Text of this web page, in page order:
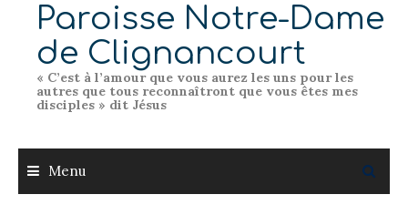
Paroisse Notre-Dame
de Clignancourt
« C’est à l’amour que vous aurez les uns pour les
autres que tous reconnaîtront que vous êtes mes
disciples » dit Jésus
Menu